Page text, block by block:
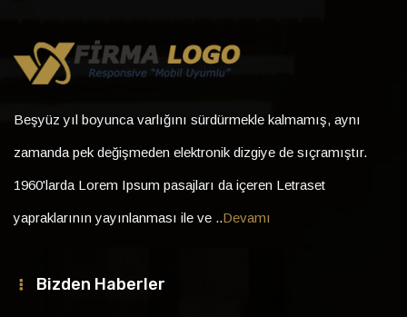
Beşyüz yıl boyunca varlığını sürdürmekle kalmamış, aynı
zamanda pek değişmeden elektronik dizgiye de sıçramıştır.
1960'larda Lorem Ipsum pasajları da içeren Letraset
yapraklarının yayınlanması ile ve ..Devamı
Bizden Haberler